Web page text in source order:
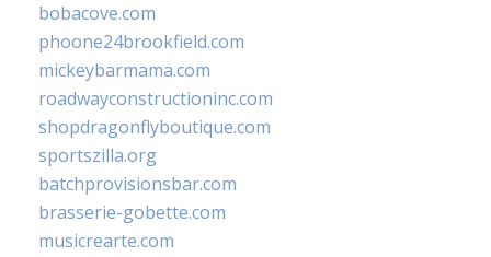
bobacove.com
phoone24brookfield.com
mickeybarmama.com
roadwayconstructioninc.com
shopdragonflyboutique.com
sportszilla.org
batchprovisionsbar.com
brasserie-gobette.com
musicrearte.com